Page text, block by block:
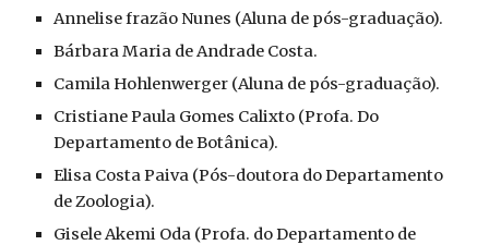
Annelise frazão Nunes (Aluna de pós-graduação).
Bárbara Maria de Andrade Costa.
Camila Hohlenwerger (Aluna de pós-graduação).
Cristiane Paula Gomes Calixto (Profa. Do
Departamento de Botânica).
Elisa Costa Paiva (Pós-doutora do Departamento
de Zoologia).
Gisele Akemi Oda (Profa. do Departamento de